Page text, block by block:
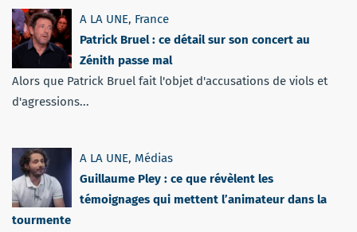
A LA UNE, France
Patrick Bruel : ce détail sur son concert au
Zénith passe mal
Alors que Patrick Bruel fait l'objet d'accusations de viols et
d'agressions...
A LA UNE, Médias
Guillaume Pley : ce que révèlent les
témoignages qui mettent l’animateur dans la
tourmente